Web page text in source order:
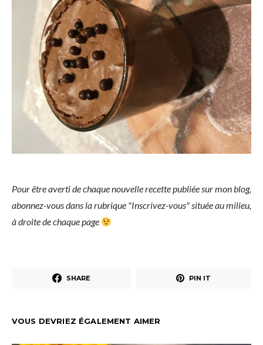
Pour être averti de chaque nouvelle recette publiée sur mon blog,
abonnez-vous dans la rubrique "Inscrivez-vous" située au milieu,
à droite de chaque page
SHARE PIN IT
VOUS DEVRIEZ ÉGALEMENT AIMER